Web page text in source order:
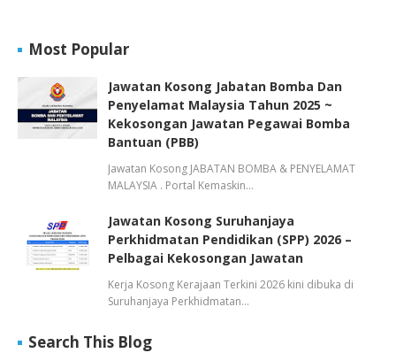
Most Popular
Jawatan Kosong Jabatan Bomba Dan
Penyelamat Malaysia Tahun 2025 ~
Kekosongan Jawatan Pegawai Bomba
Bantuan (PBB)
Jawatan Kosong JABATAN BOMBA & PENYELAMAT
MALAYSIA . Portal Kemaskin…
Jawatan Kosong Suruhanjaya
Perkhidmatan Pendidikan (SPP) 2026 –
Pelbagai Kekosongan Jawatan
Kerja Kosong Kerajaan Terkini 2026 kini dibuka di
Suruhanjaya Perkhidmatan…
Search This Blog